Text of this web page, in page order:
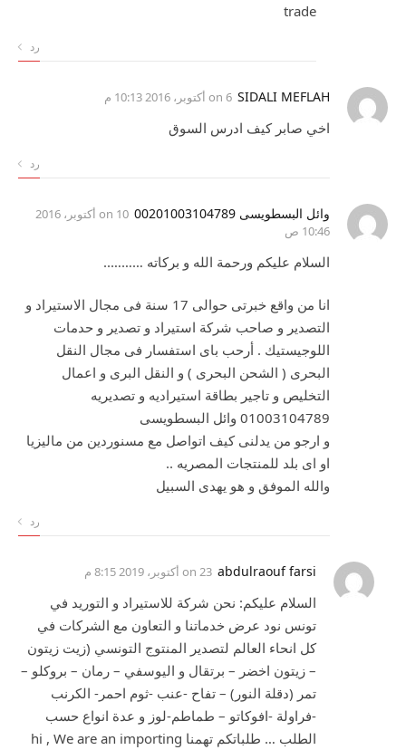
trade
رد
SIDALI MEFLAH 6 أكتوبر، 2016 10:13 م
اخي صابر كيف ادرس السوق
رد
وائل البسطويسى 00201003104789
10 أكتوبر، 2016
10:46 ص
السلام عليكم ورحمة الله و بركاته ………..
انا من واقع خبرتى حوالى 17 سنة فى مجال الاستيراد و
التصدير و صاحب شركة استيراد و تصدير و حدمات
اللوجيستيك . أرحب باى استفسار فى مجال النقل
البحرى ( الشحن البحرى ) و النقل البرى و اعمال
التخليص و تاجير بطاقة استيراديه و تصديريه
01003104789 وائل البسطويسى
و ارجو من يدلنى كيف اتواصل مع مسنوردين من ماليزيا
او اى بلد للمنتجات المصريه ..
والله الموفق و هو يهدى السبيل
رد
abdulraouf farsi 23 أكتوبر، 2019 8:15 م
السلام عليكم: نحن شركة للاستيراد و التوريد في
تونس نود عرض خدماتنا و التعاون مع الشركات في
كل انحاء العالم لتصدير المنتوج التونسي (زيت زيتون
– زيتون اخضر – برتقال و اليوسفي – رمان – بروكلو –
تمر (دقلة النور) – تفاح -عنب -ثوم احمر- الكرنب
-فراولة -افوكاتو – طماطم-لوز و عدة انواع حسب
الطلب … طلباتكم تهمنا hi , We are an importing